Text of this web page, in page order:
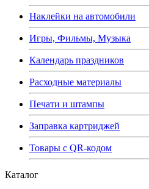
Наклейки на автомобили
Игры, Фильмы, Музыка
Календарь праздников
Расходные материалы
Печати и штампы
Заправка картриджей
Товары с QR-кодом
Каталог